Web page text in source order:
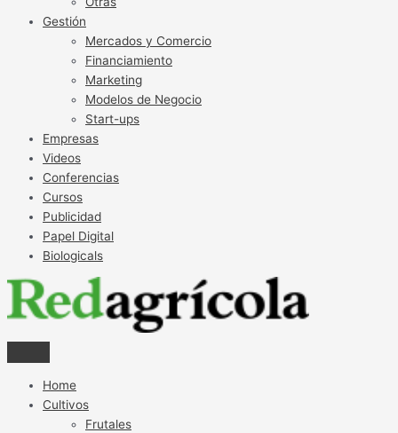
Gestión
Mercados y Comercio
Financiamiento
Marketing
Modelos de Negocio
Start-ups
Empresas
Videos
Conferencias
Cursos
Publicidad
Papel Digital
Biologicals
Home
Cultivos
Frutales